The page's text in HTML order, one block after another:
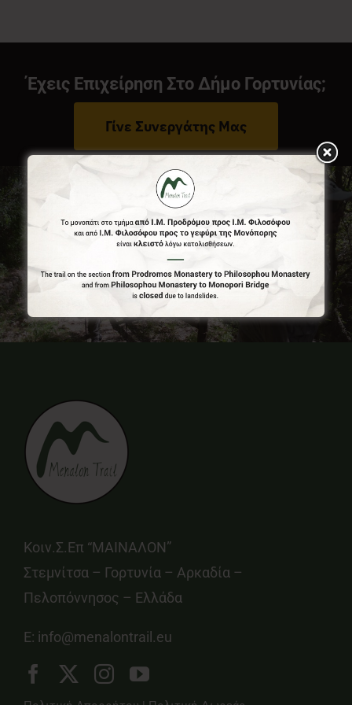
Νέα
Επικοινωνία
Έχεις Επιχείρηση Στο Δήμο Γορτυνίας;
Γίνε Συνεργάτης Μας
Κοιν.Σ.Επ “ΜΑΙΝΑΛΟΝ”
Στεμνίτσα – Γορτυνία – Αρκαδία –
Πελοπόννησος – Ελλάδα
E: info@menalontrail.eu